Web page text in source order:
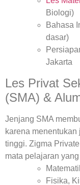
Biologi)
Bahasa
dasar)
Jakarta
Les Privat
(SMA) &
Jenjang SMA
karena
tinggi. Zigma
mata pelajaran
Fisika,